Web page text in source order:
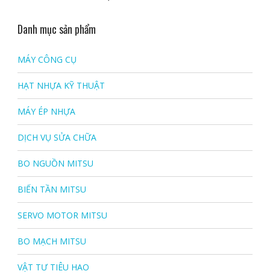
Danh mục sản phẩm
MÁY CÔNG CỤ
HẠT NHỰA KỸ THUẬT
MÁY ÉP NHỰA
DỊCH VỤ SỬA CHỮA
BO NGUỒN MITSU
BIẾN TẦN MITSU
SERVO MOTOR MITSU
BO MẠCH MITSU
VẬT TƯ TIÊU HAO